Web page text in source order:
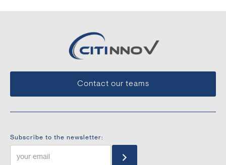
Contact our teams
Subscribe to the newsletter: